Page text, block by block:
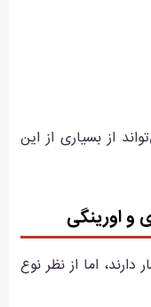
از بسیاری از این
و اورینگی
اما از نظر نوع